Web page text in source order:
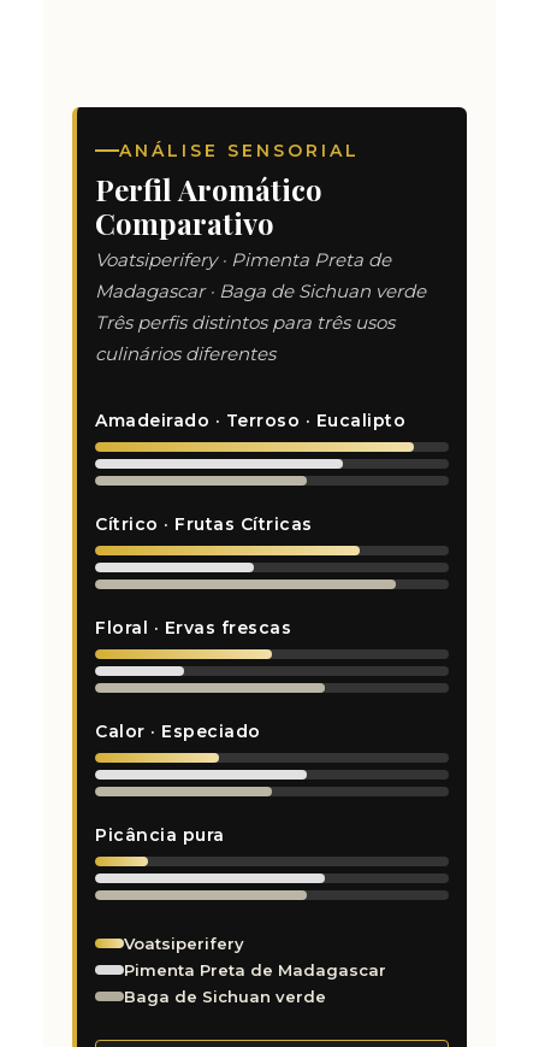
ANÁLISE SENSORIAL
Perfil Aromático
Comparativo
Voatsiperifery · Pimenta Preta de
Madagascar · Baga de Sichuan verde
Três perfis distintos para três usos
culinários diferentes
Amadeirado · Terroso · Eucalipto
Cítrico · Frutas Cítricas
Floral · Ervas frescas
Calor · Especiado
Picância pura
Voatsiperifery
Pimenta Preta de Madagascar
Baga de Sichuan verde